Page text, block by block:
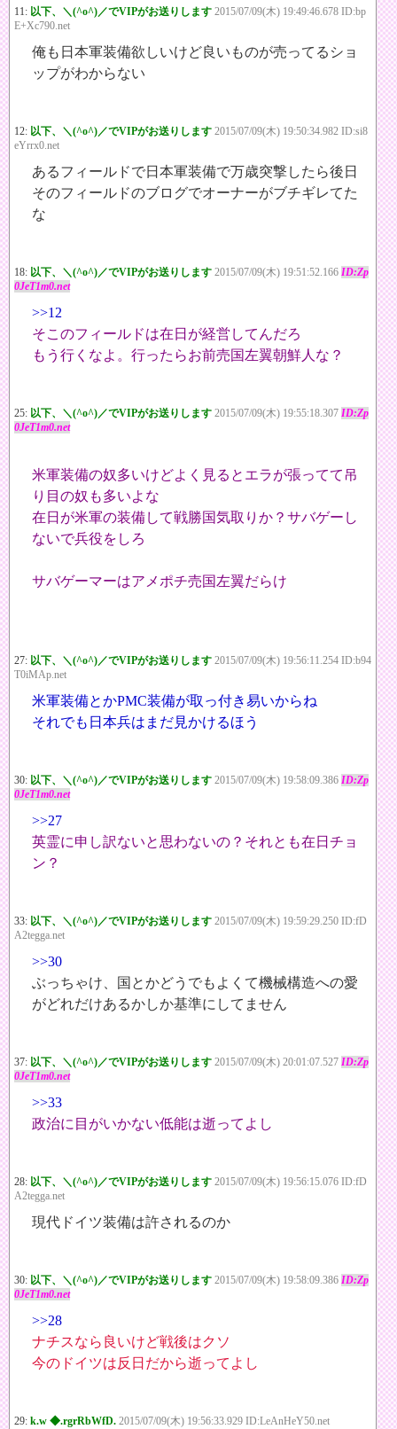
11: 以下、＼(^o^)／でVIPがお送りします 2015/07/09(木) 19:49:46.678 ID:bp
E+Xc790.net
俺も日本軍装備欲しいけど良いものが売ってるショ
ップがわからない
12: 以下、＼(^o^)／でVIPがお送りします 2015/07/09(木) 19:50:34.982 ID:si8
eYrrx0.net
あるフィールドで日本軍装備で万歳突撃したら後日
そのフィールドのブログでオーナーがブチギレてた
な
18: 以下、＼(^o^)／でVIPがお送りします 2015/07/09(木) 19:51:52.166 ID:Zp
0JeT1m0.net
>>12
そこのフィールドは在日が経営してんだろ
もう行くなよ。行ったらお前売国左翼朝鮮人な？
25: 以下、＼(^o^)／でVIPがお送りします 2015/07/09(木) 19:55:18.307 ID:Zp
0JeT1m0.net
米軍装備の奴多いけどよく見るとエラが張ってて吊
り目の奴も多いよな
在日が米軍の装備して戦勝国気取りか？サバゲーし
ないで兵役をしろ
サバゲーマーはアメポチ売国左翼だらけ
27: 以下、＼(^o^)／でVIPがお送りします 2015/07/09(木) 19:56:11.254 ID:b94
T0iMAp.net
米軍装備とかPMC装備が取っ付き易いからね
それでも日本兵はまだ見かけるほう
30: 以下、＼(^o^)／でVIPがお送りします 2015/07/09(木) 19:58:09.386 ID:Zp
0JeT1m0.net
>>27
英霊に申し訳ないと思わないの？それとも在日チョ
ン？
33: 以下、＼(^o^)／でVIPがお送りします 2015/07/09(木) 19:59:29.250 ID:fD
A2tegga.net
>>30
ぶっちゃけ、国とかどうでもよくて機械構造への愛
がどれだけあるかしか基準にしてません
37: 以下、＼(^o^)／でVIPがお送りします 2015/07/09(木) 20:01:07.527 ID:Zp
0JeT1m0.net
>>33
政治に目がいかない低能は逝ってよし
28: 以下、＼(^o^)／でVIPがお送りします 2015/07/09(木) 19:56:15.076 ID:fD
A2tegga.net
現代ドイツ装備は許されるのか
30: 以下、＼(^o^)／でVIPがお送りします 2015/07/09(木) 19:58:09.386 ID:Zp
0JeT1m0.net
>>28
ナチスなら良いけど戦後はクソ
今のドイツは反日だから逝ってよし
29: k.w ◆.rgrRbWfD. 2015/07/09(木) 19:56:33.929 ID:LeAnHeY50.net